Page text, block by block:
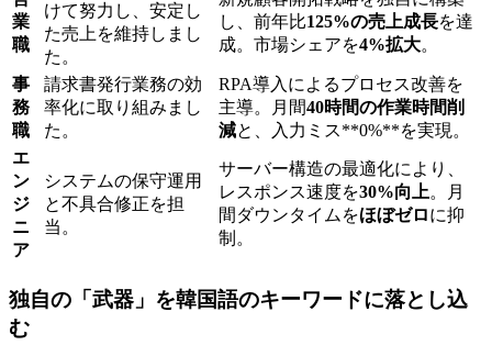
業
職
けて努力し、安定し
た売上を維持しまし
た。
し、前年比​125%の売上成長を達
成。市場シェアを​4%拡大。
事
務
職
請求書発行業務の効
率化に取り組みまし
た。
RPA導入によるプロセス改善を
主導。月間​40時間の作業時間削
減と、入力ミス​**0%**を実現。
エ
ン
ジ
ニ
ア
システムの保守運用
と不具合修正を担
当。
サーバー構造の最適化により、
レスポンス速度を​30%向上。月
間ダウンタイムをほぼゼロに抑
制。
独自の「武器」を韓国語のキーワードに落とし込
む